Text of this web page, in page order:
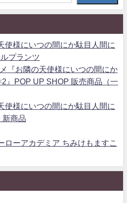
使様にいつの間にか駄目人間に
プランツ
『お隣の天使様にいつの間にか
』POP UP SHOP 販売商品（一
使様にいつの間にか駄目人間に
新商品
ローアカデミア ちみけもますこ